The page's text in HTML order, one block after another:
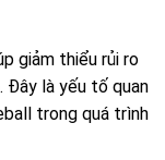
giảm thiểu rủi ro
Đây là yếu tố quan
trong quá trình